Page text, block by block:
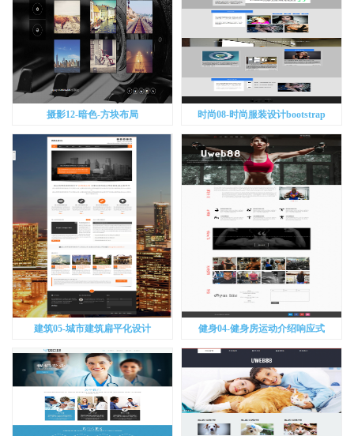
摄影12-暗色-方块布局 时尚08-时尚服装设计bootstrap
建筑05-城市建筑扁平化设计 健身04-健身房运动介绍响应式